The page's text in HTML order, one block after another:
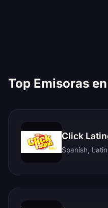
Top Emisoras
Click
Spanish,